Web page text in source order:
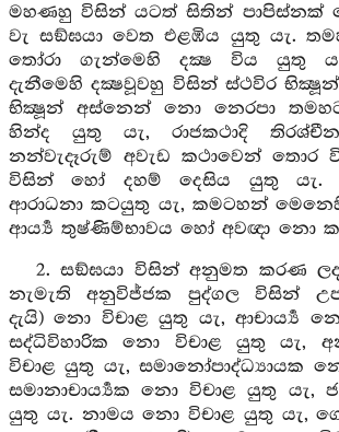
මහණහු විසින් යටත් සිතින් පාපිස්නක්
වැ සඞ්ඝයා වෙත එළඹිය යුතු යැ.
තෝරා ගැන්මෙහි දක්‍ෂ විය යුතු
දැනීමෙහි දක්‍ෂවූවහු විසින් ස්ථවිර
භික්‍ෂූන් අස්නෙන් නො නෙරපා
හින්ද යුතු යැ, රාජකථාදි
නන්වැදෑරුම් අවැඩ කථාවෙන් තොර
විසින් හෝ දහම් දෙසිය යුතු යැ.
ආරාධනා කටයුතු යැ, කමටහන්
ආර්‍ය්‍ය තුෂ්ණිම්භාවය හෝ අවඥා නො
2. සඞ්ඝයා විසින් අනුමත කරණ
නැමැති අනුවිජ්ජක පුද්ගල විසින්
දැයි) නො විචාළ යුතු යැ, ආචාර්‍ය්‍ය
සද්ධිවිහාරික නො විචාළ යුතු යැ,
විචාළ යුතු යැ, සමානෝපාද්ධ්‍යායක
සමානාචාර්‍ය්‍යක නො විචාළ යුතු යැ,
යුතු යැ. නාමය නො විචාළ යුතු යැ,